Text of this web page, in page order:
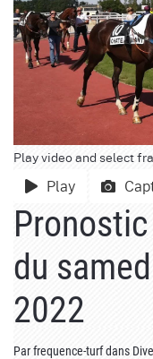
Play video and select
Play
du
2022
Parfrequence-turfdans